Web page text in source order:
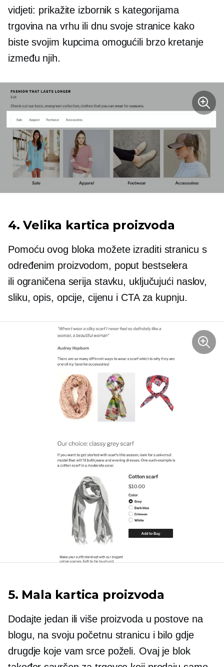
vidjeti: prikažite izbornik s kategorijama
trgovina na vrhu ili dnu svoje stranice kako
biste svojim kupcima omogućili brzo kretanje
između njih.
4. Velika kartica proizvoda
Pomoću ovog bloka možete izraditi stranicu s
određenim proizvodom, poput bestselera
ili ograničena serijastavku, uključujući naslov,
sliku, opis, opcije, cijenu i CTA za kupnju.
5. Mala kartica proizvoda
Dodajte jedan ili više proizvoda u postove na
blogu, na svoju početnu stranicu i bilo gdje
drugdje koje vam srce poželi. Ovaj je blok